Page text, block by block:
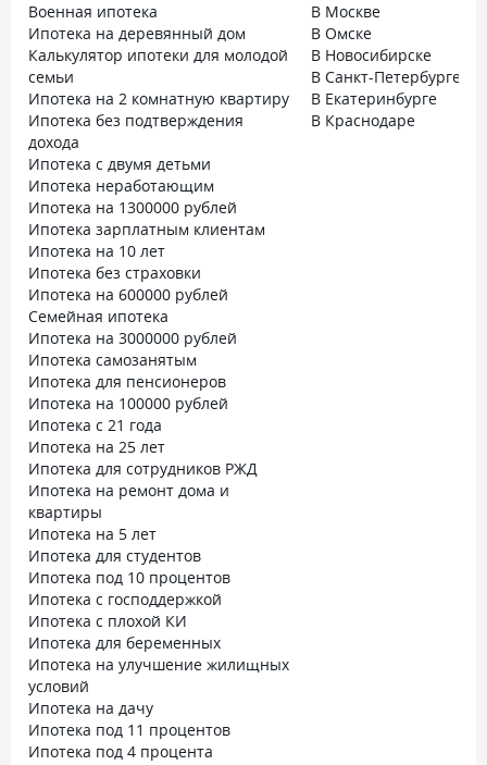
Военная ипотека
Ипотека на деревянный дом
Калькулятор ипотеки для молодой
семьи
Ипотека на 2 комнатную квартиру
Ипотека без подтверждения
дохода
Ипотека с двумя детьми
Ипотека неработающим
Ипотека на 1300000 рублей
Ипотека зарплатным клиентам
Ипотека на 10 лет
Ипотека без страховки
Ипотека на 600000 рублей
Семейная ипотека
Ипотека на 3000000 рублей
Ипотека самозанятым
Ипотека для пенсионеров
Ипотека на 100000 рублей
Ипотека с 21 года
Ипотека на 25 лет
Ипотека для сотрудников РЖД
Ипотека на ремонт дома и
квартиры
Ипотека на 5 лет
Ипотека для студентов
Ипотека под 10 процентов
Ипотека с господдержкой
Ипотека с плохой КИ
Ипотека для беременных
Ипотека на улучшение жилищных
условий
Ипотека на дачу
Ипотека под 11 процентов
Ипотека под 4 процента
В Москве
В Омске
В Новосибирске
В Санкт-Петербурге
В Екатеринбурге
В Краснодаре